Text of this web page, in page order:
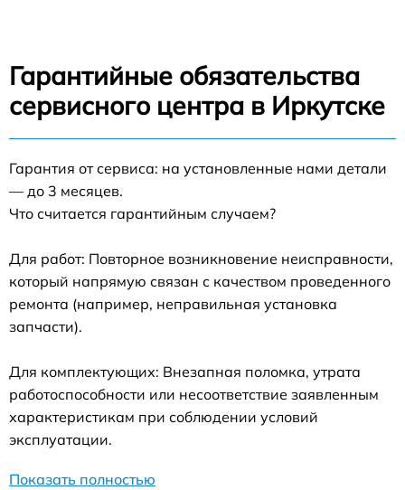
Гарантийные обязательства
сервисного центра в Иркутске
Гарантия от сервиса: на установленные нами детали
— до 3 месяцев.
Что считается гарантийным случаем?
Для работ: Повторное возникновение неисправности,
который напрямую связан с качеством проведенного
ремонта (например, неправильная установка
запчасти).
Для комплектующих: Внезапная поломка, утрата
работоспособности или несоответствие заявленным
характеристикам при соблюдении условий
эксплуатации.
Показать полностью